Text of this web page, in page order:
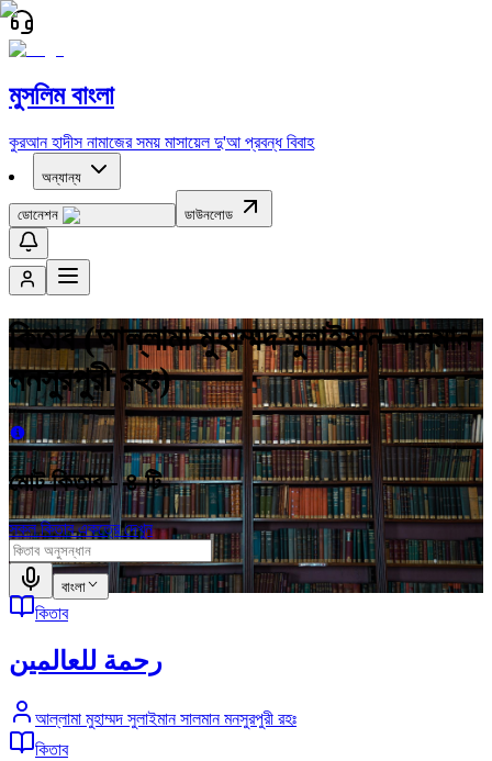
মুসলিম বাংলা
কুরআন হাদীস নামাজের সময় মাসায়েল দু'আ প্রবন্ধ বিবাহ
অন্যান্য
ডোনেশন ডাউনলোড
কিতাব (আল্লামা মুহাম্মদ সুলাইমান সালমান
মনসুরপুরী রহঃ)
মোট কিতাব -৪টি
সকল কিতাব একত্রে দেখুন
বাংলা
কিতাব
رحمة للعالمين
আল্লামা মুহাম্মদ সুলাইমান সালমান মনসুরপুরী রহঃ
কিতাব